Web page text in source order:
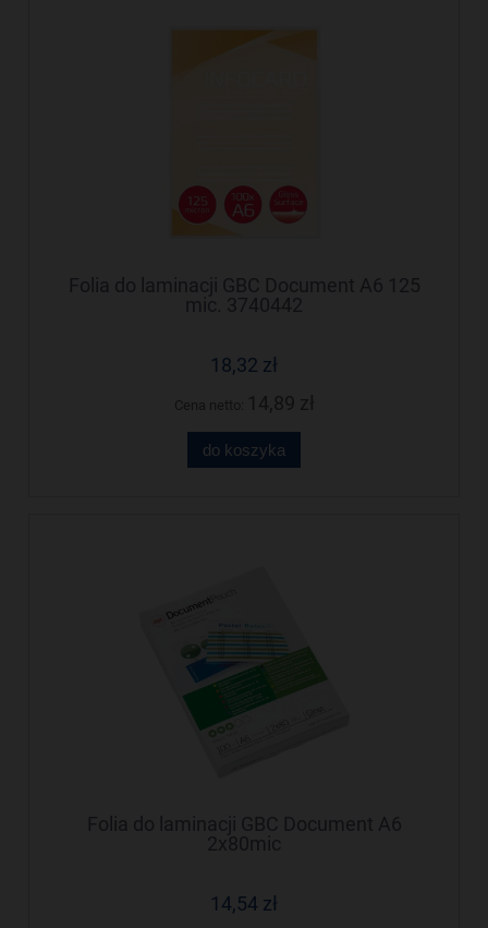
Folia do laminacji GBC Document A6 125
mic. 3740442
18,32 zł
do koszyka
Folia do laminacji GBC Document A6
2x80mic
14,54 zł